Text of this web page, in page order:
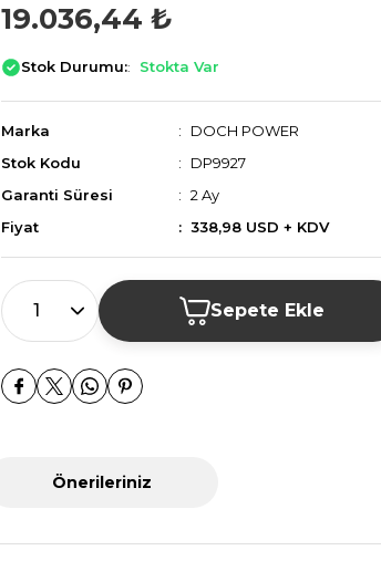
19.036,44 ₺
Stok Durumu: Stokta Var
Marka
DOCH POWER
Stok Kodu
DP9927
Garanti Süresi
2 Ay
Fiyat
338,98 USD + KDV
Sepete Ekle
Önerileriniz